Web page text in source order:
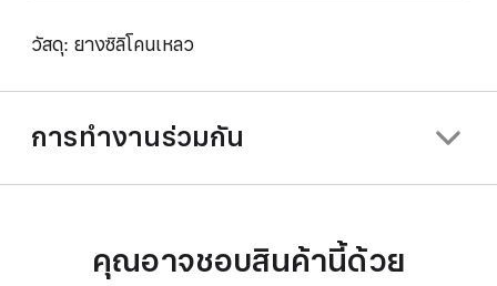
วัสดุ: ยางซิลิโคนเหลว
การทำงานร่วมกัน
คุณอาจชอบสินค้านี้ด้วย